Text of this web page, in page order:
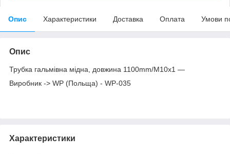
Опис Характеристики Доставка Оплата Умови
Опис
Трубка гальмівна мідна, довжина 1100mm/М10х1 —
Виробник -> WP (Польща) - WP-035
Характеристики